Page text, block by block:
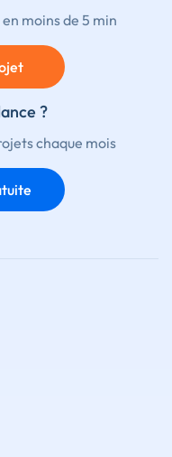
moins de 5 min
?
chaque mois